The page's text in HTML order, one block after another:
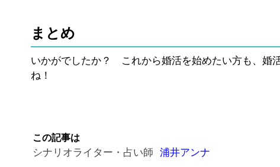
まとめ
いかがでしたか？ これから婚活を始めたい方も、婚
ね！
この記事は
シナリオライター・占い師 浦井アンナ